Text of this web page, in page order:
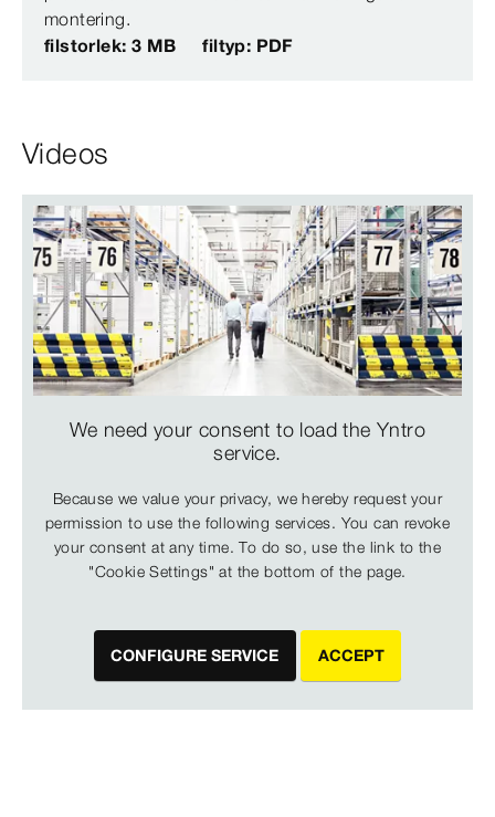
montering.
filstorlek: 3 MB
filtyp: PDF
Videos
We need your consent to load the Yntro
service.
Because we value your privacy, we hereby request your
permission to use the following services. You can revoke
your consent at any time. To do so, use the link to the
"Cookie Settings" at the bottom of the page.
CONFIGURE SERVICE ACCEPT